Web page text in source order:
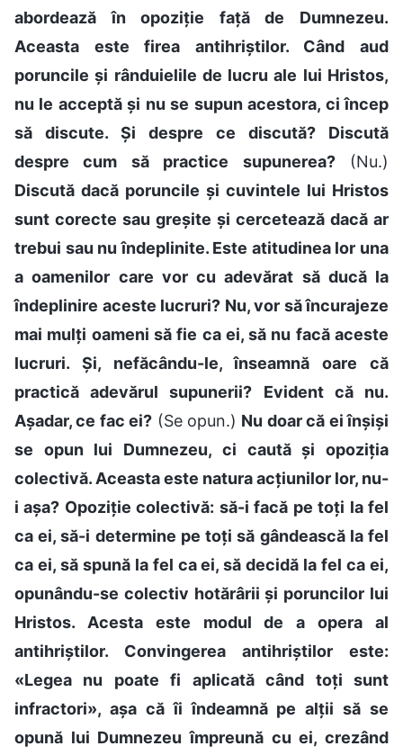
abordează în opoziție față de Dumnezeu.
Aceasta este firea antihriștilor. Când aud
poruncile și rânduielile de lucru ale lui Hristos,
nu le acceptă și nu se supun acestora, ci încep
să discute. Și despre ce discută? Discută
despre cum să practice supunerea?(Nu.)
Discută dacă poruncile și cuvintele lui Hristos
sunt corecte sau greșite și cercetează dacă ar
trebui sau nu îndeplinite. Este atitudinea lor una
a oamenilor care vor cu adevărat să ducă la
îndeplinire aceste lucruri? Nu, vor să încurajeze
mai mulți oameni să fie ca ei, să nu facă aceste
lucruri. Și, nefăcându-le, înseamnă oare că
practică adevărul supunerii? Evident că nu.
Așadar, ce fac ei? (Se opun.) Nu doar că ei înșiși
se opun lui Dumnezeu, ci caută și opoziția
colectivă. Aceasta este natura acțiunilor lor, nu-
i așa? Opoziție colectivă: să-i facă pe toți la fel
ca ei, să-i determine pe toți să gândească la fel
ca ei, să spună la fel ca ei, să decidă la fel ca ei,
opunându-se colectiv hotărârii și poruncilor lui
Hristos. Acesta este modul de a opera al
antihriștilor. Convingerea antihriștilor este:
«Legea nu poate fi aplicată când toți sunt
infractori», așa că îi îndeamnă pe alții să se
opună lui Dumnezeu împreună cu ei, crezând